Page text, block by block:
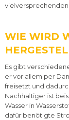
vielversprechenden
WIE WIRD
Es gibt
er vor allem per
freisetzt und
Nachhaltiger ist
Wasser in
dafür benötigte